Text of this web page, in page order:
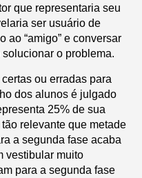
que representaria seu
ser usuário de
ao “amigo” e conversar
o problema.
ou erradas para
dos alunos é julgado
25% de sua
relevante que metade
a segunda fase acaba
vestibular muito
para a segunda fase